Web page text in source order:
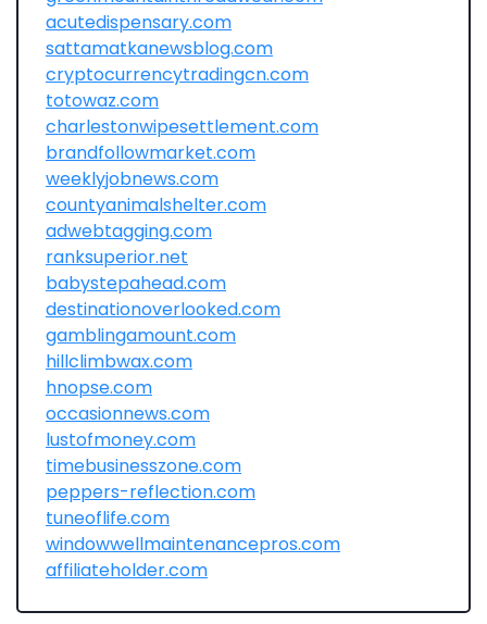
acutedispensary.com
sattamatkanewsblog.com
cryptocurrencytradingcn.com
totowaz.com
charlestonwipesettlement.com
brandfollowmarket.com
weeklyjobnews.com
countyanimalshelter.com
adwebtagging.com
ranksuperior.net
babystepahead.com
destinationoverlooked.com
gamblingamount.com
hillclimbwax.com
hnopse.com
occasionnews.com
lustofmoney.com
timebusinesszone.com
peppers-reflection.com
tuneoflife.com
windowwellmaintenancepros.com
affiliateholder.com